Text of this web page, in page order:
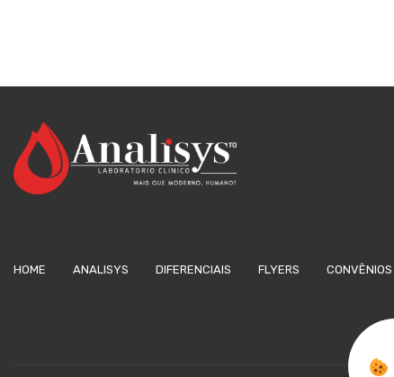
HOME ANALISYS DIFERENCIAIS FLYERS CONVÊNIOS